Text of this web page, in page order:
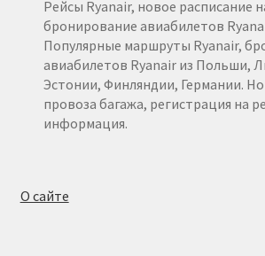
Рейсы Ryanair, новое расписание
бронирование авиабилетов
Популярные маршруты Ryanair,
авиабилетов Ryanair из Польши,
Эстонии, Финляндии, Германии.
провоза багажа, регистрация на
информация.
О сайте